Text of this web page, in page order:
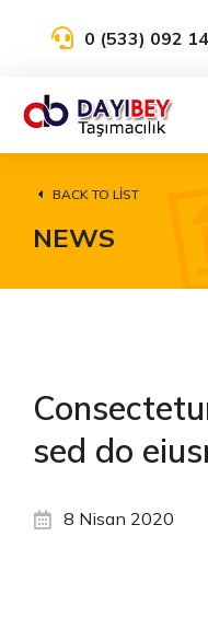
0 (533) 092
BACK TO LIST
NEWS
sed do
8 Nisan 2020